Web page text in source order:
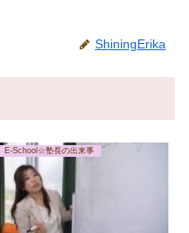
ShiningErika
E-School☆塾長の出来事